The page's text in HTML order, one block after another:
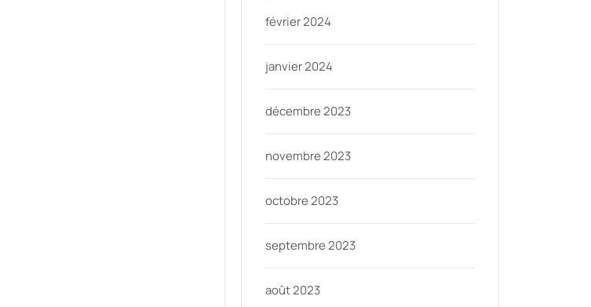
février 2024
janvier 2024
décembre 2023
novembre 2023
octobre 2023
septembre 2023
août 2023